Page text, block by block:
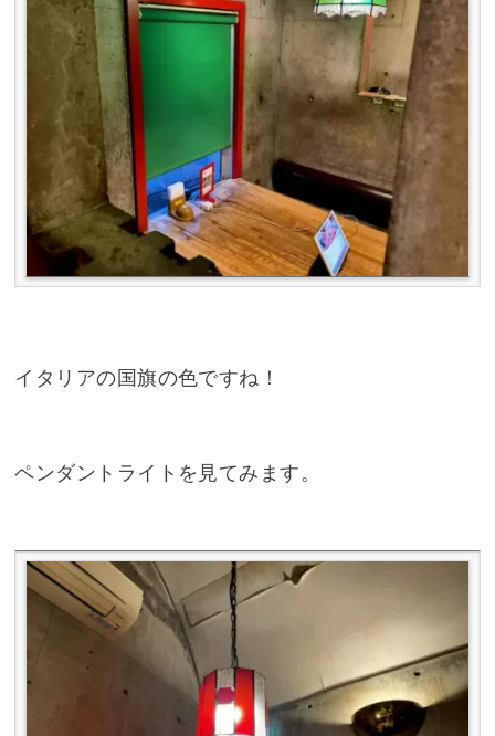
イタリアの国旗の色ですね！
ペンダントライトを見てみます。